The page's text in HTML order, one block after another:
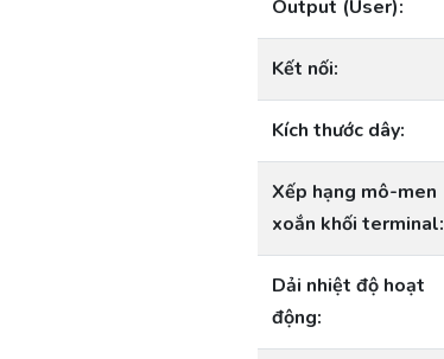
Output (User):
Kết nối:
Kích thước dây:
Xếp hạng mô-men
xoắn khối terminal:
Dải nhiệt độ hoạt
động: